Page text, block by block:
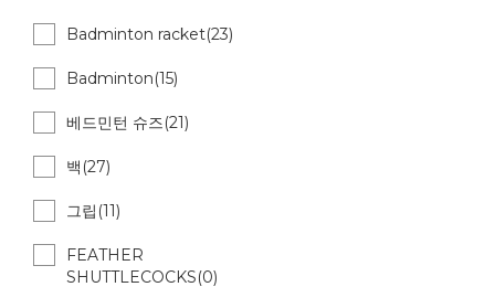
Badminton racket(23)
Badminton(15)
베드민턴 슈즈(21)
백(27)
그립(11)
FEATHER
SHUTTLECOCKS(0)